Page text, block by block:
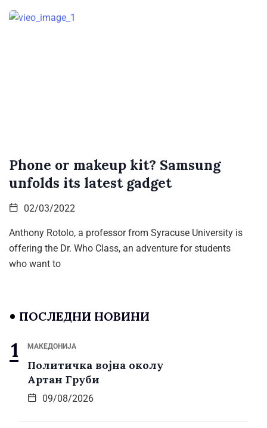
Phone or makeup kit? Samsung
unfolds its latest gadget
02/03/2022
Anthony Rotolo, a professor from Syracuse University is
offering the Dr. Who Class, an adventure for students
who want to
ПОСЛЕДНИ НОВИНИ
МАКЕДОНИЈА
Политичка војна околу
Артан Груби
09/08/2026